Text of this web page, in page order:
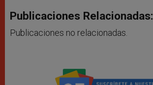
Publicaciones Relacionadas:
Publicaciones no relacionadas.